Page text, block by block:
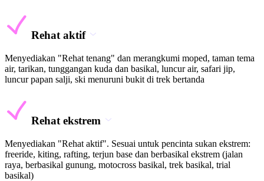
Rehat aktif
Menyediakan "Rehat tenang" dan merangkumi moped, taman tema
air, tarikan, tunggangan kuda dan basikal, luncur air, safari jip,
luncur papan salji, ski menuruni bukit di trek bertanda
Rehat ekstrem
Menyediakan "Rehat aktif". Sesuai untuk pencinta sukan ekstrem:
freeride, kiting, rafting, terjun base dan berbasikal ekstrem (jalan
raya, berbasikal gunung, motocross basikal, trek basikal, trial
basikal)